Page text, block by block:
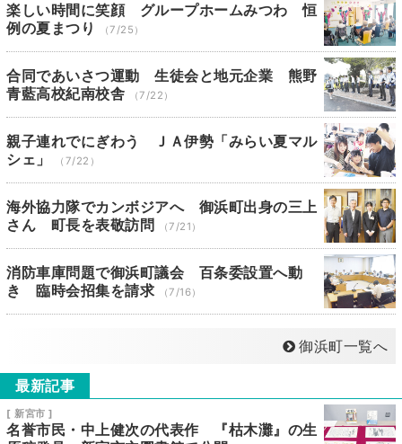
楽しい時間に笑顔 グループホームみつわ 恒
例の夏まつり
（7/25）
合同であいさつ運動 生徒会と地元企業 熊野
青藍高校紀南校舎
（7/22）
親子連れでにぎわう ＪＡ伊勢「みらい夏マル
シェ」
（7/22）
海外協力隊でカンボジアへ 御浜町出身の三上
さん 町長を表敬訪問
（7/21）
消防車庫問題で御浜町議会 百条委設置へ動
き 臨時会招集を請求
（7/16）
御浜町一覧へ
最新記事
[ 新宮市 ]
名誉市民・中上健次の代表作 『枯木灘』の生